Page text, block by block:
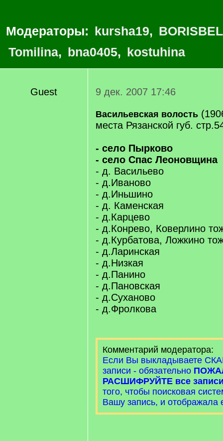
Модераторы: kursha19, BORISBEL
Tomilina, bna0405, kostuhina
Guest 9 дек. 2007 17:46
Васильевская волость
места Рязанской губ.
- село Пырково
- село Спас Леоновщина
- д. Васильево
- д.Иваново
- д.Иньшино
- д. Каменская
- д.Карцево
- д.Конрево, Коверлино
- д.Курбатова, Ложкино
- д.Ларинская
- д.Низкая
- д.Панино
- д.Пановская
- д.Суханово
- д.Фролкова
Комментарий модератора:
Если Вы выкладываете
записи - обязательно
РАСШИФРУЙТЕ все
того, чтобы поисковая
Вашу запись, и отображала